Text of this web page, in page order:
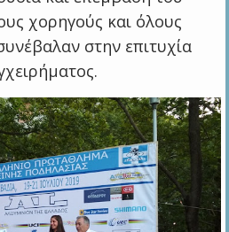
χορηγούς και όλους
στην επιτυχία